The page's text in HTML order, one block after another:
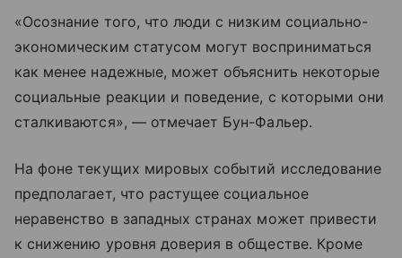
«Осознание того, что люди с низким социально-
экономическим статусом могут восприниматься
как менее надежные, может объяснить некоторые
социальные реакции и поведение, с которыми они
сталкиваются», — отмечает Бун-Фальер.
На фоне текущих мировых событий исследование
предполагает, что растущее социальное
неравенство в западных странах может привести
к снижению уровня доверия в обществе. Кроме